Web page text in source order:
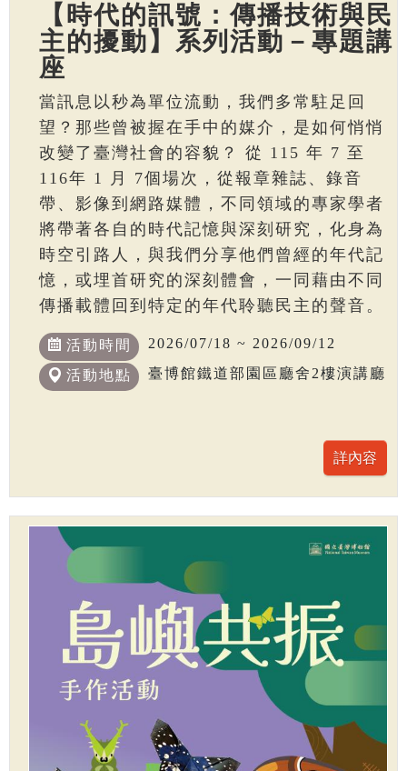
【時代的訊號：傳播技術與民
主的擾動】系列活動－專題講
座
當訊息以秒為單位流動，我們多常駐足回
望？那些曾被握在手中的媒介，是如何悄悄
改變了臺灣社會的容貌？ 從 115 年 7 至
116年 1 月 7個場次，從報章雜誌、錄音
帶、影像到網路媒體，不同領域的專家學者
將帶著各自的時代記憶與深刻研究，化身為
時空引路人，與我們分享他們曾經的年代記
憶，或埋首研究的深刻體會，一同藉由不同
傳播載體回到特定的年代聆聽民主的聲音。
活動時間 2026/07/18 ~ 2026/09/12
活動地點 臺博館鐵道部園區廳舍2樓演講廳